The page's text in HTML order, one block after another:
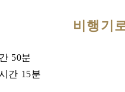
비행기
50분
간 15분